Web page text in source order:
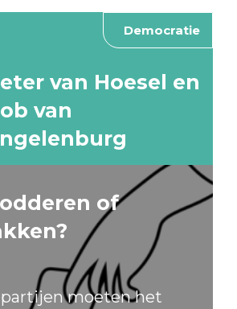
Democratie
van Hoesel en
van
of
moeten het